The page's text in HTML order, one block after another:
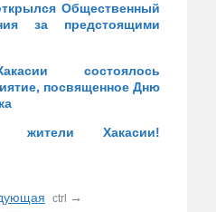
Общественный
за предстоящими
состоялось
посвященное Дню
жители Хакасии!
ctrl →